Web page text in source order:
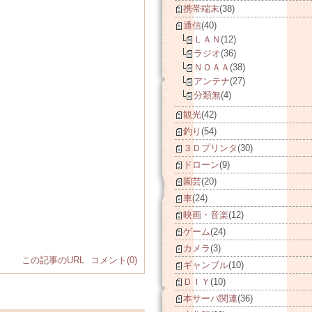
この記事のURL コメント(0)
携帯端末(38)
通信(40)
ＬＡＮ (12)
ラジオ(36)
ＮＯＡＡ (38)
アンテナ(27)
分類無(4)
観光(42)
釣り (54)
３Ｄプリンタ(30)
ドローン(9)
園芸(20)
車(24)
映画・音楽(12)
ゲーム(24)
カメラ(3)
ギャンブル(10)
ＤＩＹ (10)
本サーバ関連(36)